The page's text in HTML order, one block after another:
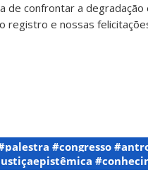
de confrontar a degradação
registro e nossas
#congresso